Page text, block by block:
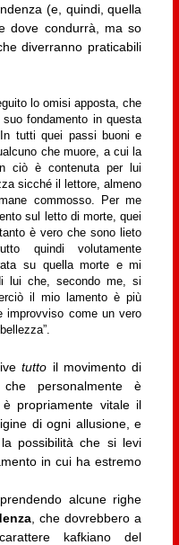
(e, quindi, quella
dove condurrà, ma so
diverranno praticabili
lo omisi apposta, che
fondamento in questa
tutti quei passi buoni e
che muore, a cui la
ciò è contenuta per lui
sicché il lettore, almeno
commosso. Per me
sul letto di morte, quei
è vero che sono lieto
quindi volutamente
su quella morte e mi
lui che, secondo me, si
il mio lamento è più
improvviso come un vero
tutto il movimento di
personalmente è
propriamente vitale il
di ogni allusione, e
possibilità che si levi
in cui ha estremo
alcune righe
, che dovrebbero a
kafkiano del